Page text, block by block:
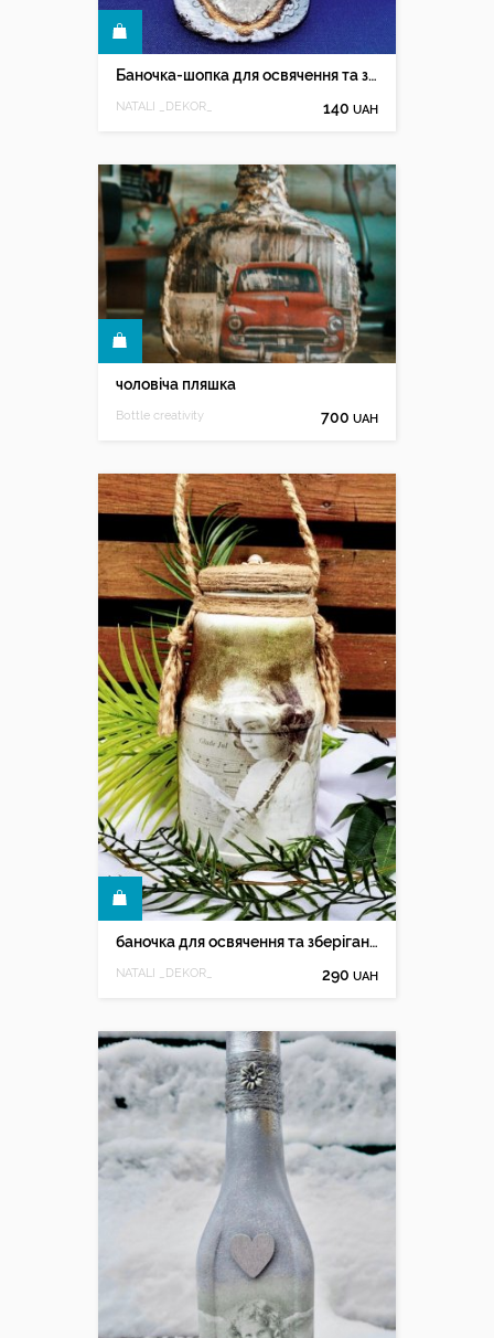
Баночка-шопка для освячення та зберігання води
NATALI _DEKOR_ 140 UAH
чоловіча пляшка
Bottle creativity 700 UAH
баночка для освячення та зберігання свяченоі води
NATALI _DEKOR_ 290 UAH